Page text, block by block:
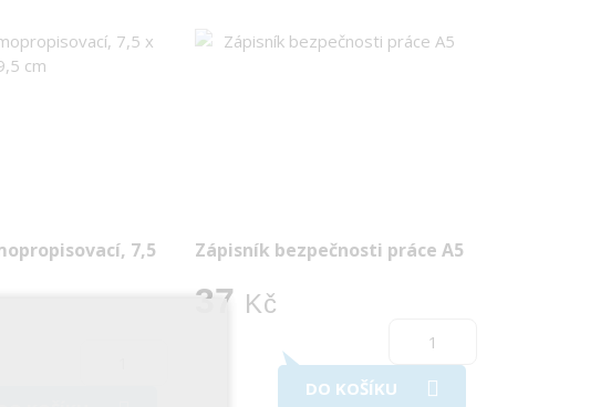
7,5
Zápisník bezpečnosti práce A5
37 Kč
DO KOŠÍKU